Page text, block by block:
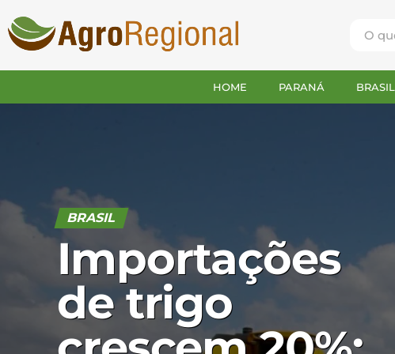
HOME PARANÁ BRASIL
BRASIL
Importações
de trigo